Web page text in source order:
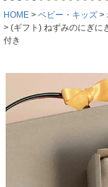
HOME ベビー・キッズ
(ギフト) ねずみのにぎ
付き